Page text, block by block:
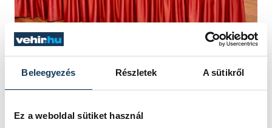
Beleegyezés Részletek A sütikről
Ez a weboldal sütiket használ
Csillag szerint egy ország védelmének
szempontjából fontos a versenyképes
infrastruktúra, és fontos a szövetséges